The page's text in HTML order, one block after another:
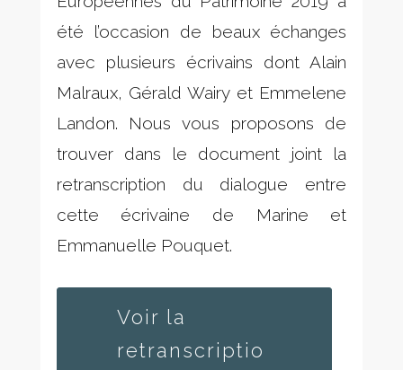
été l’occasion de beaux échanges
avec plusieurs écrivains dont Alain
Malraux, Gérald Wairy et Emmelene
Landon. Nous vous proposons de
trouver dans le document joint la
retranscription du dialogue entre
cette écrivaine de Marine et
Emmanuelle Pouquet.
Voir la
retranscriptio